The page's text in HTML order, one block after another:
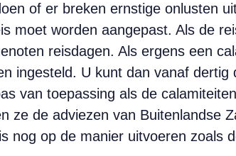
of er breken ernstige onlusten
moet worden aangepast. Als de
reisdagen. Als ergens een
ingesteld. U kunt dan vanaf
van toepassing als de
ze de adviezen van Buitenlandse
nog op de manier uitvoeren zoals